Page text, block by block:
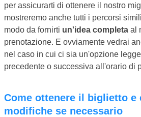
per assicurarti di ottenere il nostro
mostreremo anche tutti i percorsi
modo da fornirti un'idea completa al
prenotazione. E ovviamente vedrai
nel caso in cui ci sia un'opzione
precedente o successiva all'orario di
Come ottenere il biglietto e come apportare
modifiche se necessario